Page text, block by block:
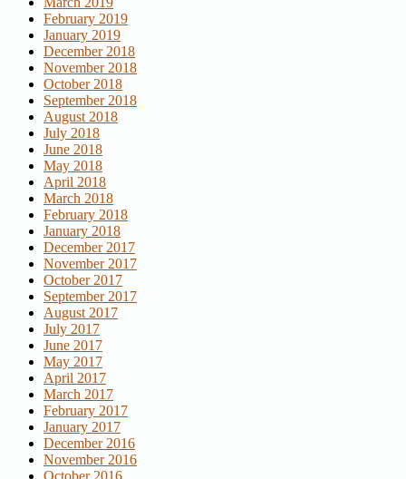
February 2019
January 2019
December 2018
November 2018
October 2018
September 2018
August 2018
July 2018
June 2018
May 2018
April 2018
March 2018
February 2018
January 2018
December 2017
November 2017
October 2017
September 2017
August 2017
July 2017
June 2017
May 2017
April 2017
March 2017
February 2017
January 2017
December 2016
November 2016
October 2016